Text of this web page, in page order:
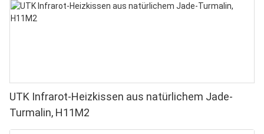
UTK Infrarot-Heizkissen aus natürlichem Jade-
Turmalin, H11M2